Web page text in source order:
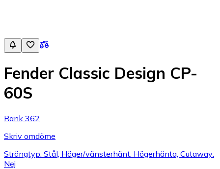
Fender Classic Design CP-
60S
Rank 362
Skriv omdöme
Strängtyp: Stål, Höger/vänsterhänt: Högerhänta, Cutaway:
Nej